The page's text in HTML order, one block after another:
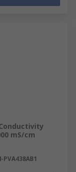
mS/cm
PVA438AB1